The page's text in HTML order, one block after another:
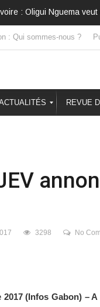
: Oligui Nguema
: Qui sommes-nous ?
REVUE
3298 No
(Infos Gabon) –